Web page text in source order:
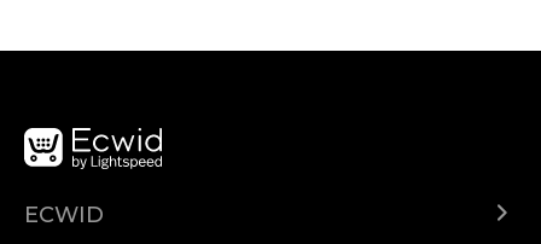
ECWID